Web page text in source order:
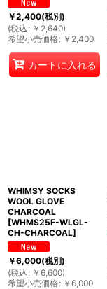
￥2,400(税別)
(税込 : ￥ 2,640)
希望小売価格: ￥ 2,400
カートに入れる
WHIMSY SOCKS
WOOL GLOVE
CHARCOAL
[WHMS25F-WLGL-
CH-CHARCOAL]
￥6,000(税別)
(税込 : ￥ 6,600)
希望小売価格: ￥ 6,000